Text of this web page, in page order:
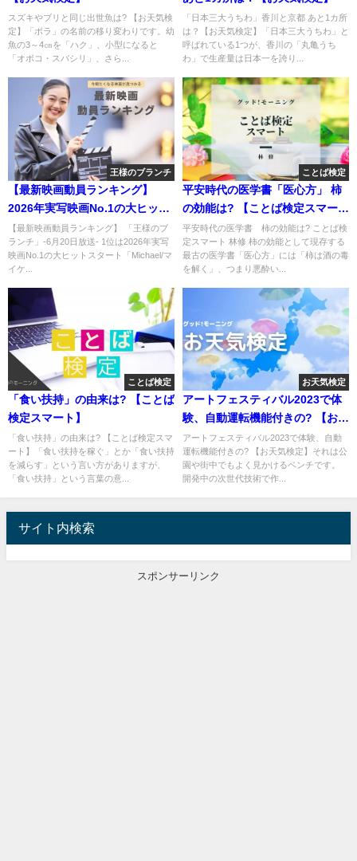
スズキやブリと同じ出世魚は? 【お天気検
定】「ボラ」の名前の移り変わりです。幼
魚の3～4㎝を「ハク」、小型になると
「オボコ・スバシリ」、さら...
「日本三大うちわ」香川と京都 あと1カ所
は？【お天気検定】「日本三大うちわ」と
呼ばれている1つが、香川の「丸亀うち
わ」で生産量は日本一を誇り...
王様のブランチ
【最新映画動員ランキング】
2026年実写映画No.1の大ヒット
スタート「Michael/マイケル」
【最新映画動員ランキング】 「王様のブ
ランチ」-6月20日放送- 1位は2026年実写
映画No.1の大ヒットスタート「Michael/マ
イケ...
ことば検定
平安時代の医学書「医心方」 柿
の効能は? 【ことば検定スマー
ト】
平安時代の医学書 柿の効能は? ことば検
定スマート 林修 柿の効能として現存する
最古の医学書「医心方」には「柿は酒の毒
を解く」、つまり悪酔い...
ことば検定
「食い扶持」の由来は? 【ことば
検定スマート】
「食い扶持」の由来は? 【ことば検定スマ
ート】「食い扶持を稼ぐ」とか「食い扶持
を減らす」という言い方がありますが、
「食い扶持」という言葉の意...
お天気検定
アートフェスティバル2023で体
験、自動運転機能付きの? 【お天
気検定】
アートフェスティバル2023で体験、自動
運転機能付きの? 【お天気検定】それは公
園や街中でもよく見かけるベンチです。
開発中の次世代技術で作...
サイト内検索
スポンサーリンク